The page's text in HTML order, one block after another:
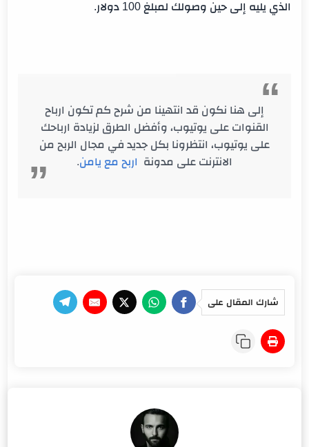
الذي يليه إلى حين وصولك لمبلغ 100 دولار.
إلى هنا نكون قد انتهينا من شرح كم تكون ارباح
القنوات على يوتيوب، وأفضل الطرق لزيادة ارباحك
على يوتيوب، انتظرونا بكل جديد في مجال الربح من
الانترنت على مدونة
اربح مع يامن.
شارك المقال على